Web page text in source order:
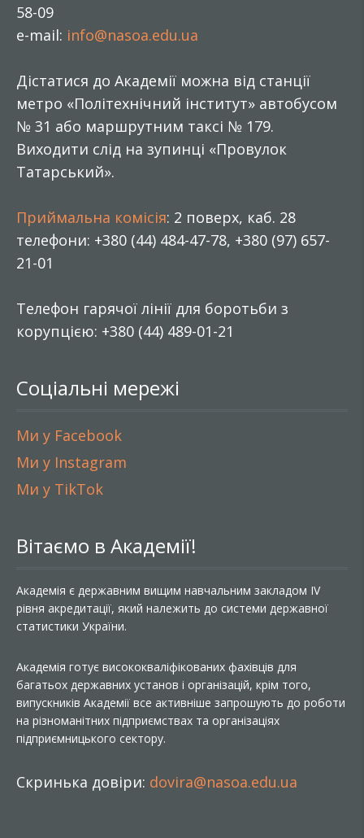
58-09
e-mail: info@nasoa.edu.ua
Дістатися до Академії можна від станції
метро «Політехнічний інститут» автобусом
№ 31 або маршрутним таксі № 179.
Виходити слід на зупинці «Провулок
Татарський».
Приймальна комісія: 2 поверх, каб. 28
телефони: +380 (44) 484-47-78, +380 (97) 657-
21-01
Телефон гарячої лінії для боротьби з
корупцією: +380 (44) 489-01-21
Соціальні мережі
Ми у Facebook
Ми у Instagram
Ми у TikTok
Вітаємо в Академії!
Академія є державним вищим навчальним закладом IV
рівня акредитації, який належить до системи державної
статистики України.
Академія готує висококваліфікованих фахівців для
багатьох державних установ і організацій, крім того,
випускників Академії все активніше запрошують до роботи
на різноманітних підприємствах та організаціях
підприємницького сектору.
Скринька довіри: dovira@nasoa.edu.ua